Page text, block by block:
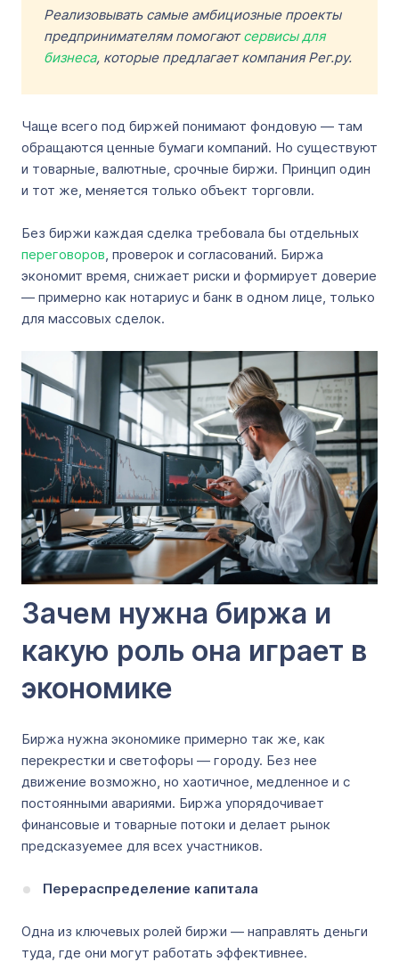
Реализовывать самые амбициозные проекты
предпринимателям помогаютсервисы для
бизнеса, которые предлагает компания Рег.ру.
Чаще всего под биржей понимают фондовую — там
обращаются ценные бумаги компаний. Но существуют
и товарные, валютные, срочные биржи. Принцип один
и тот же, меняется только объект торговли.
Без биржи каждая сделка требовала бы отдельных
переговоров, проверок и согласований. Биржа
экономит время, снижает риски и формирует доверие
— примерно как нотариус и банк в одном лице, только
для массовых сделок.
Зачем нужна биржа и
какую роль она играет в
экономике
Биржа нужна экономике примерно так же, как
перекрестки и светофоры — городу. Без нее
движение возможно, но хаотичное, медленное и с
постоянными авариями. Биржа упорядочивает
финансовые и товарные потоки и делает рынок
предсказуемее для всех участников.
Перераспределение капитала
Одна из ключевых ролей биржи — направлять деньги
туда, где они могут работать эффективнее.